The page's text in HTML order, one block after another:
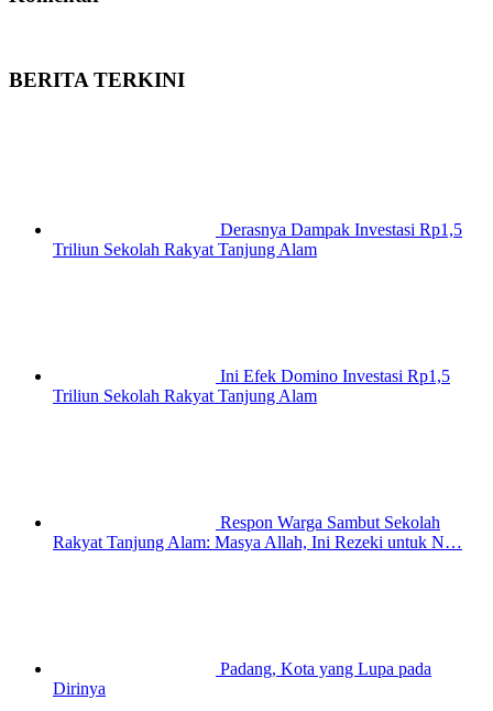
BERITA TERKINI
Derasnya Dampak Investasi Rp1,5
Triliun Sekolah Rakyat Tanjung Alam
Ini Efek Domino Investasi Rp1,5
Triliun Sekolah Rakyat Tanjung Alam
Respon Warga Sambut Sekolah
Rakyat Tanjung Alam: Masya Allah, Ini Rezeki untuk N…
Padang, Kota yang Lupa pada
Dirinya